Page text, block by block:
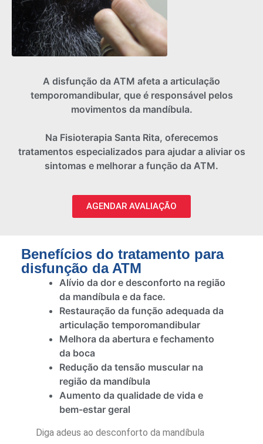
A disfunção da ATM afeta a articulação
temporomandibular, que é responsável pelos
movimentos da mandíbula.
Na Fisioterapia Santa Rita, oferecemos
tratamentos especializados para ajudar a aliviar os
sintomas e melhorar a função da ATM.
AGENDAR AVALIAÇÃO
Benefícios do tratamento para
disfunção da ATM
Alívio da dor e desconforto na região
da mandíbula e da face.
Restauração da função adequada da
articulação temporomandibular
Melhora da abertura e fechamento
da boca
Redução da tensão muscular na
região da mandíbula
Aumento da qualidade de vida e
bem-estar geral
Diga adeus ao desconforto da mandíbula